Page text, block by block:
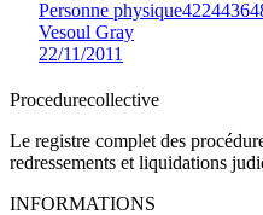
Personne physique
Vesoul Gray
22/11/2011
Procedurecollective
Le registre complet des
redressements et liquidations
INFORMATIONS